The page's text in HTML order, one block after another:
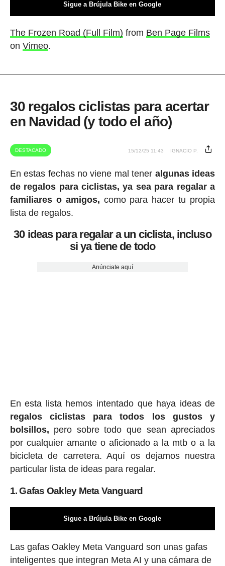
Sigue a Brújula Bike en Google
The Frozen Road (Full Film) from Ben Page Films
on Vimeo.
30 regalos ciclistas para acertar
en Navidad (y todo el año)
DESTACADO 15/12/25 11:43 IGNACIO P.
En estas fechas no viene mal tener algunas ideas
de regalos para ciclistas, ya sea para regalar a
familiares o amigos, como para hacer tu propia
lista de regalos.
30 ideas para regalar a un ciclista, incluso
si ya tiene de todo
Anúnciate aquí
En esta lista hemos intentado que haya ideas de
regalos ciclistas para todos los gustos y
bolsillos, pero sobre todo que sean apreciados
por cualquier amante o aficionado a la mtb o a la
bicicleta de carretera. Aquí os dejamos nuestra
particular lista de ideas para regalar.
1. Gafas Oakley Meta Vanguard
Sigue a Brújula Bike en Google
Las gafas Oakley Meta Vanguard son unas gafas
inteligentes que integran Meta AI y una cámara de